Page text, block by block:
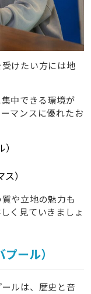
けたい方には地
中できる環境が
マンスに優れたお
）
や立地の魅力も
く見ていきましょ
ール）
ルは、歴史と音